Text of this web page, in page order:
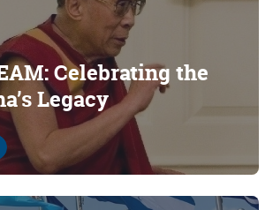
Celebrating the
Legacy